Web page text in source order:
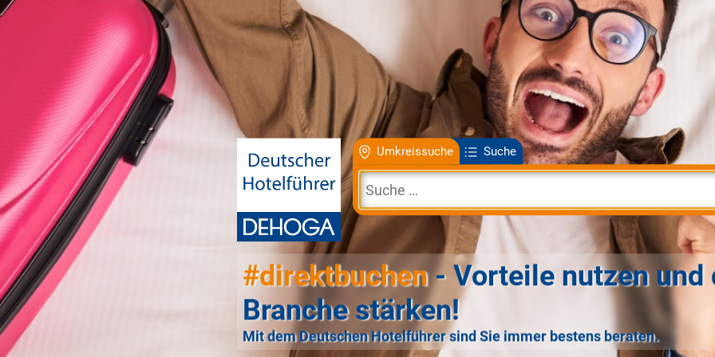
Umkreissuche Suche
#direktbuchen- Vorteile nutzen und
Branche stärken!
Mit dem Deutschen Hotelführer sind Sie immer bestens beraten.